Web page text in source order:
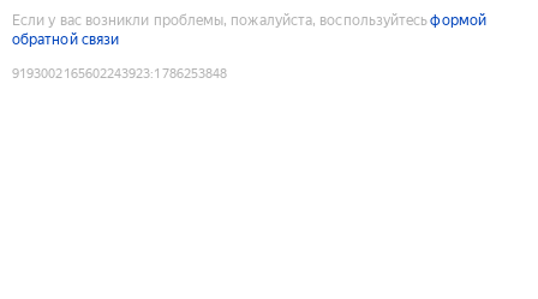
Если у вас возникли проблемы, пожалуйста, воспользуйтесьформой
обратной связи
9193002165602243923:1786253848